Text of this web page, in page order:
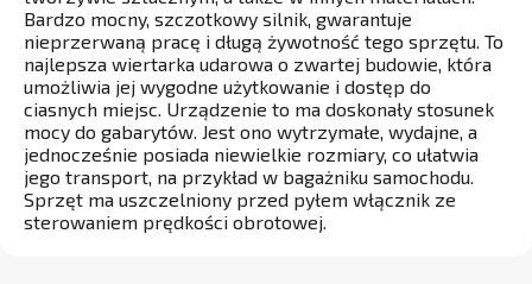
Bardzo mocny, szczotkowy silnik, gwarantuje
nieprzerwaną pracę i długą żywotność tego sprzętu. To
najlepsza wiertarka udarowa o zwartej budowie, która
umożliwia jej wygodne użytkowanie i dostęp do
ciasnych miejsc. Urządzenie to ma doskonały stosunek
mocy do gabarytów. Jest ono wytrzymałe, wydajne, a
jednocześnie posiada niewielkie rozmiary, co ułatwia
jego transport, na przykład w bagażniku samochodu.
Sprzęt ma uszczelniony przed pyłem włącznik ze
sterowaniem prędkości obrotowej.